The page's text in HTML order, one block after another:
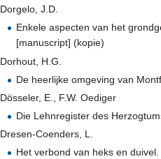
Dorgelo, J.D.
Enkele aspecten van het
[manuscript] (kopie)
Dorhout, H.G.
De heerlijke omgeving van
Dösseler, E., F.W. Oediger
Die Lehnregister des
Dresen-Coenders, L.
Het verbond van heks en